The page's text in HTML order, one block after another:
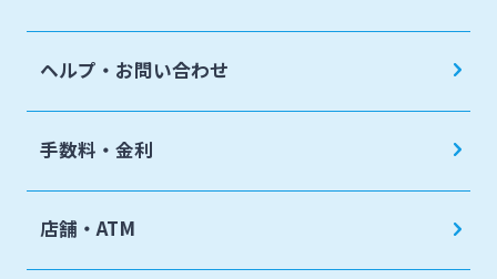
ヘルプ・お問い合わせ
手数料・金利
店舗・ATM